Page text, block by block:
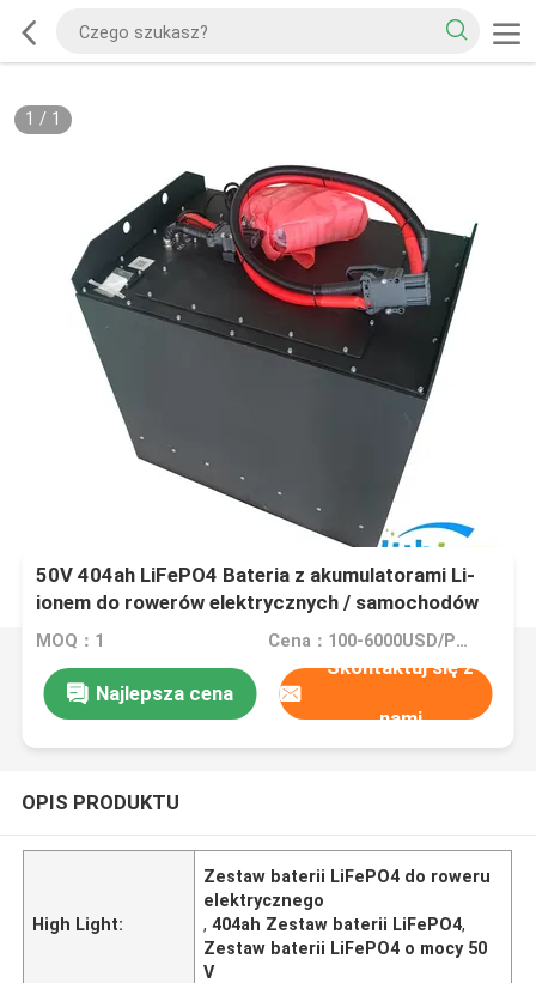
1 / 1
50V 404ah LiFePO4 Bateria z akumulatorami Li-
ionem do rowerów elektrycznych / samochodów
golfowych / wózków widłowych
MOQ：1 Cena：100-6000USD/PCS
Najlepsza cena
Skontaktuj się z
nami
OPIS PRODUKTU
High Light:
Zestaw baterii LiFePO4 do roweru
elektrycznego
,404ah Zestaw baterii LiFePO4,
Zestaw baterii LiFePO4 o mocy 50
V